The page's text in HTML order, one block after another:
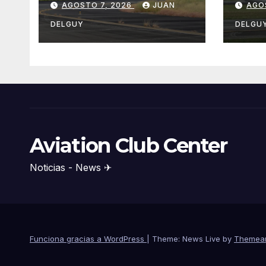
nuevas rutas hacia
Cartagena y Tolú
AGOSTO 7, 2026 JUAN
DELGUY
Aviation Club Center
Noticias - News ✈
Funciona gracias a WordPress Theme: News Live by